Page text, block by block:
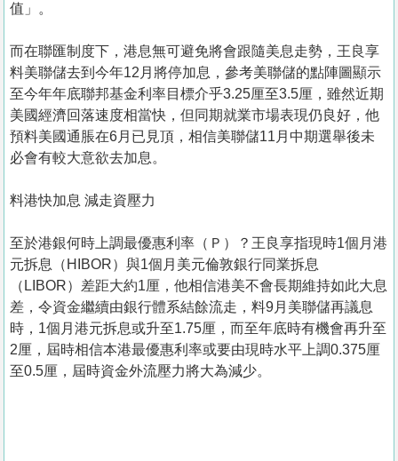
值」。
而在聯匯制度下，港息無可避免將會跟隨美息走勢，王良享
料美聯儲去到今年12月將停加息，參考美聯儲的點陣圖顯示
至今年年底聯邦基金利率目標介乎3.25厘至3.5厘，雖然近期
美國經濟回落速度相當快，但同期就業市場表現仍良好，他
預料美國通脹在6月已見頂，相信美聯儲11月中期選舉後未
必會有較大意欲去加息。
料港快加息 減走資壓力
至於港銀何時上調最優惠利率（Ｐ）？王良享指現時1個月港
元拆息（HIBOR）與1個月美元倫敦銀行同業拆息
（LIBOR）差距大約1厘，他相信港美不會長期維持如此大息
差，令資金繼續由銀行體系結餘流走，料9月美聯儲再議息
時，1個月港元拆息或升至1.75厘，而至年底時有機會再升至
2厘，屆時相信本港最優惠利率或要由現時水平上調0.375厘
至0.5厘，屆時資金外流壓力將大為減少。